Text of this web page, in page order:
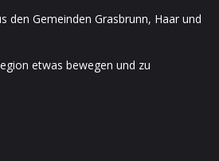
den Gemeinden Grasbrunn, Haar und
etwas bewegen und zu